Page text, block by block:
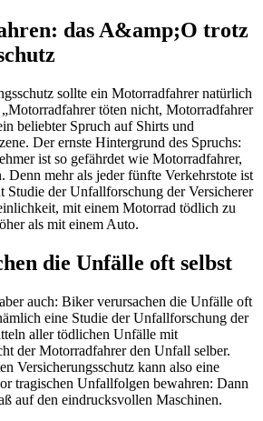
das A&amp;O trotz
sollte ein Motorradfahrer natürlich
töten nicht, Motorradfahrer
beliebter Spruch auf Shirts und
Der ernste Hintergrund des Spruchs:
ist so gefährdet wie Motorradfahrer,
Denn mehr als jeder fünfte Verkehrstote ist
Studie der Unfallforschung der Versicherer
mit einem Motorrad tödlich zu
als mit einem Auto.
die Unfälle oft selbst
auch: Biker verursachen die Unfälle oft
eine Studie der Unfallforschung der
aller tödlichen Unfälle mit
der Motorradfahrer den Unfall selber.
Versicherungsschutz kann also eine
tragischen Unfallfolgen bewahren: Dann
auf den eindrucksvollen Maschinen.